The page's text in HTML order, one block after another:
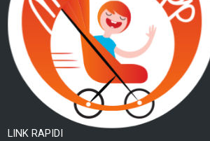
LINK RAPIDI